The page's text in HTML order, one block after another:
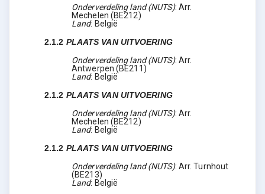
Onderverdeling land (NUTS): Arr.
Mechelen (BE212)
Land: België
2.1.2 PLAATS VAN UITVOERING
Onderverdeling land (NUTS): Arr.
Antwerpen (BE211)
Land: België
2.1.2 PLAATS VAN UITVOERING
Onderverdeling land (NUTS): Arr.
Mechelen (BE212)
Land: België
2.1.2 PLAATS VAN UITVOERING
Onderverdeling land (NUTS): Arr. Turnhout
(BE213)
Land: België